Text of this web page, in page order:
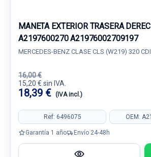
MANETA EXTERIOR TRASERA
A2197600270 A21976002709197
MERCEDES-BENZ CLASE CLS (W219) 320
16,00 €
15,20 € sin IVA.
18,39 € (IVA incl.)
Ref: 6496075 OEM:
Garantía 1 año Envío 24-48h